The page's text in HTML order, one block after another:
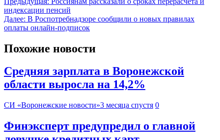
индексации пенсий
Далее: В Роспотребнадзоре сообщили о новых правилах
оплаты онлайн-подписок
Похожие новости
Средняя зарплата в Воронежской
области выросла на 14,2%
СИ «Воронежские новости»3 месяца спустя 0
Финэксперт предупредил о главной